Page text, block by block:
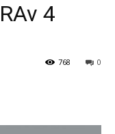
4
0
768